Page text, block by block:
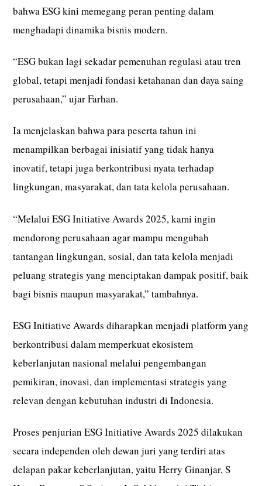
bahwa ESG kini memegang peran penting dalam
menghadapi dinamika bisnis modern.
“ESG bukan lagi sekadar pemenuhan regulasi atau tren
global, tetapi menjadi fondasi ketahanan dan daya saing
perusahaan,” ujar Farhan.
Ia menjelaskan bahwa para peserta tahun ini
menampilkan berbagai inisiatif yang tidak hanya
inovatif, tetapi juga berkontribusi nyata terhadap
lingkungan, masyarakat, dan tata kelola perusahaan.
“Melalui ESG Initiative Awards 2025, kami ingin
mendorong perusahaan agar mampu mengubah
tantangan lingkungan, sosial, dan tata kelola menjadi
peluang strategis yang menciptakan dampak positif, baik
bagi bisnis maupun masyarakat,” tambahnya.
ESG Initiative Awards diharapkan menjadi platform yang
berkontribusi dalam memperkuat ekosistem
keberlanjutan nasional melalui pengembangan
pemikiran, inovasi, dan implementasi strategis yang
relevan dengan kebutuhan industri di Indonesia.
Proses penjurian ESG Initiative Awards 2025 dilakukan
secara independen oleh dewan juri yang terdiri atas
delapan pakar keberlanjutan, yaitu Herry Ginanjar, S